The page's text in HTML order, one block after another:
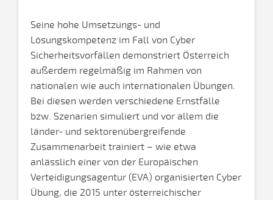
Seine hohe Umsetzungs- und
Lösungskompetenz im Fall von Cyber
Sicherheitsvorfällen demonstriert Österreich
außerdem regelmäßig im Rahmen von
nationalen wie auch internationalen Übungen.
Bei diesen werden verschiedene Ernstfälle
bzw. Szenarien simuliert und vor allem die
länder- und sektorenübergreifende
Zusammenarbeit trainiert – wie etwa
anlässlich einer von der Europäischen
Verteidigungsagentur (EVA) organisierten Cyber
Übung, die 2015 unter österreichischer